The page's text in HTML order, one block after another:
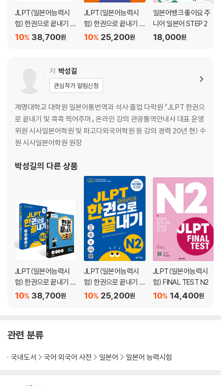
JLPT(일본어능력시
험) 한권으로 끝내기 N
4 + 보카 N5· 4 세트
38,700원
10%
JLPT(일본어능력시
험) 한권으로 끝내기 N
4
25,200원
10%
일본어뱅크 좋아요 주
니어 일본어 STEP 2
18,000원
저 박성길
관심작가 알림신청
계명대학교 대학원 일본어통번역과 석사 졸업 다락원 『JLPT 한권으
로 끝내기 및 콕콕 찍어주마』 온라인 강의 관광통역안내사 대표 운영
위원 시사일본어학원 및 파고다외국어학원 등 강의 경력 20년 현) 수
원 시사일본어학원 원장
박성길의 다른 상품
JLPT(일본어능력시
험) 한권으로 끝내기 N
2 + 보카 N 2 세트
38,700원
10%
JLPT(일본어능력시
험) 한권으로 끝내기 N
2
25,200원
10%
JLPT(일본어능력시
험) FINAL TEST N2
14,400원
10%
관련 분류
국내도서 국어 외국어 사전 일본어 일본어 능력시험